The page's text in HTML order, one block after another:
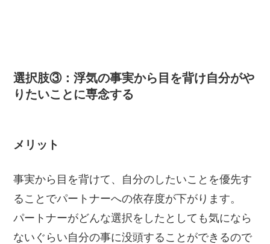
選択肢③：浮気の事実から目を背け自分がや
りたいことに専念する
メリット
事実から目を背けて、自分のしたいことを優先す
ることでパートナーへの依存度が下がります。
パートナーがどんな選択をしたとしても気になら
ないぐらい自分の事に没頭することができるので